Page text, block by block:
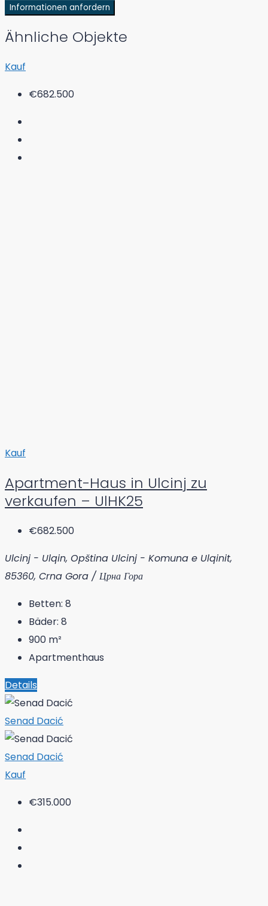
Informationen anfordern
Ähnliche Objekte
Kauf
€682.500
Kauf
Apartment-Haus in Ulcinj zu
verkaufen – UlHK25
€682.500
Ulcinj - Ulqin, Opština Ulcinj - Komuna e Ulqinit,
85360, Crna Gora / Црна Гора
Betten: 8
Bäder: 8
900 m²
Apartmenthaus
Details
Senad Dacić
Senad Dacić
Kauf
€315.000